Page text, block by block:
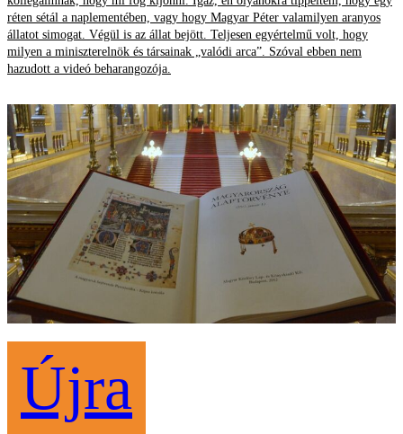
réten sétál a naplementében, vagy hogy Magyar Péter valamilyen aranyos
állatot simogat. Végül is az állat bejött. Teljesen egyértelmű volt, hogy
milyen a miniszterelnök és társainak „valódi arca”. Szóval ebben nem
hazudott a videó beharangozója.
Újra